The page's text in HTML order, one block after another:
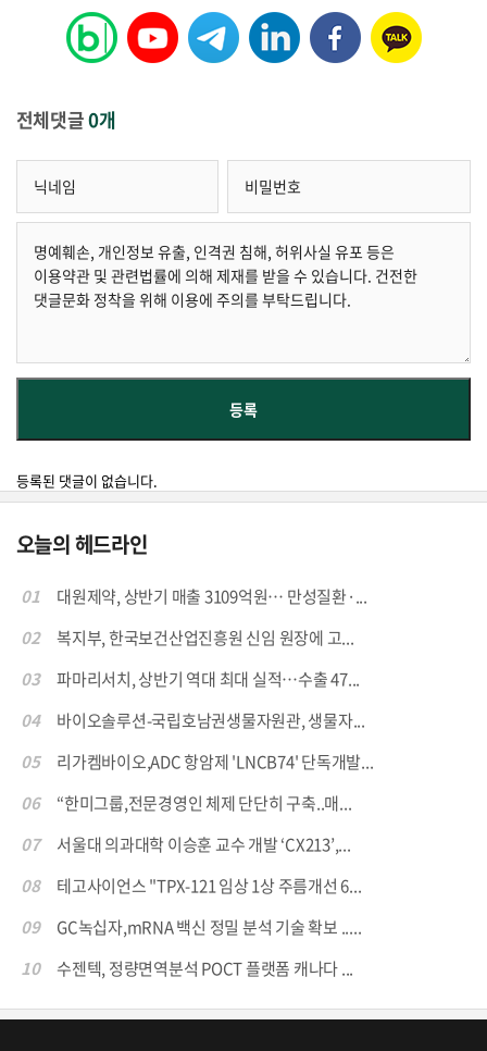
전체댓글0개
등록된 댓글이 없습니다.
오늘의 헤드라인
01
대원제약, 상반기 매출 3109억원… 만성질환·...
02
복지부, 한국보건산업진흥원 신임 원장에 고...
03
파마리서치, 상반기 역대 최대 실적…수출 47...
04
바이오솔루션-국립호남권생물자원관, 생물자...
05
리가켐바이오,ADC 항암제 'LNCB74' 단독개발...
06
“한미그룹,전문경영인 체제 단단히 구축..매...
07
서울대 의과대학 이승훈 교수 개발 ‘CX213’,...
08
테고사이언스 "TPX-121 임상 1상 주름개선 6...
09
GC녹십자,mRNA 백신 정밀 분석 기술 확보 .....
10
수젠텍, 정량면역분석 POCT 플랫폼 캐나다 ...